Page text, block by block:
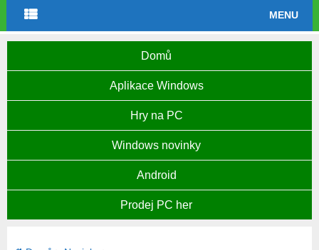
MENU
Domů
Aplikace Windows
Hry na PC
Windows novinky
Android
Prodej PC her